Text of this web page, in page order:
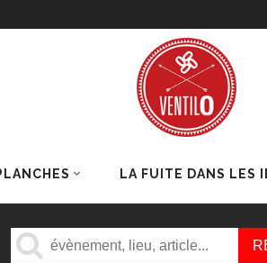
LA FUITE DANS LES